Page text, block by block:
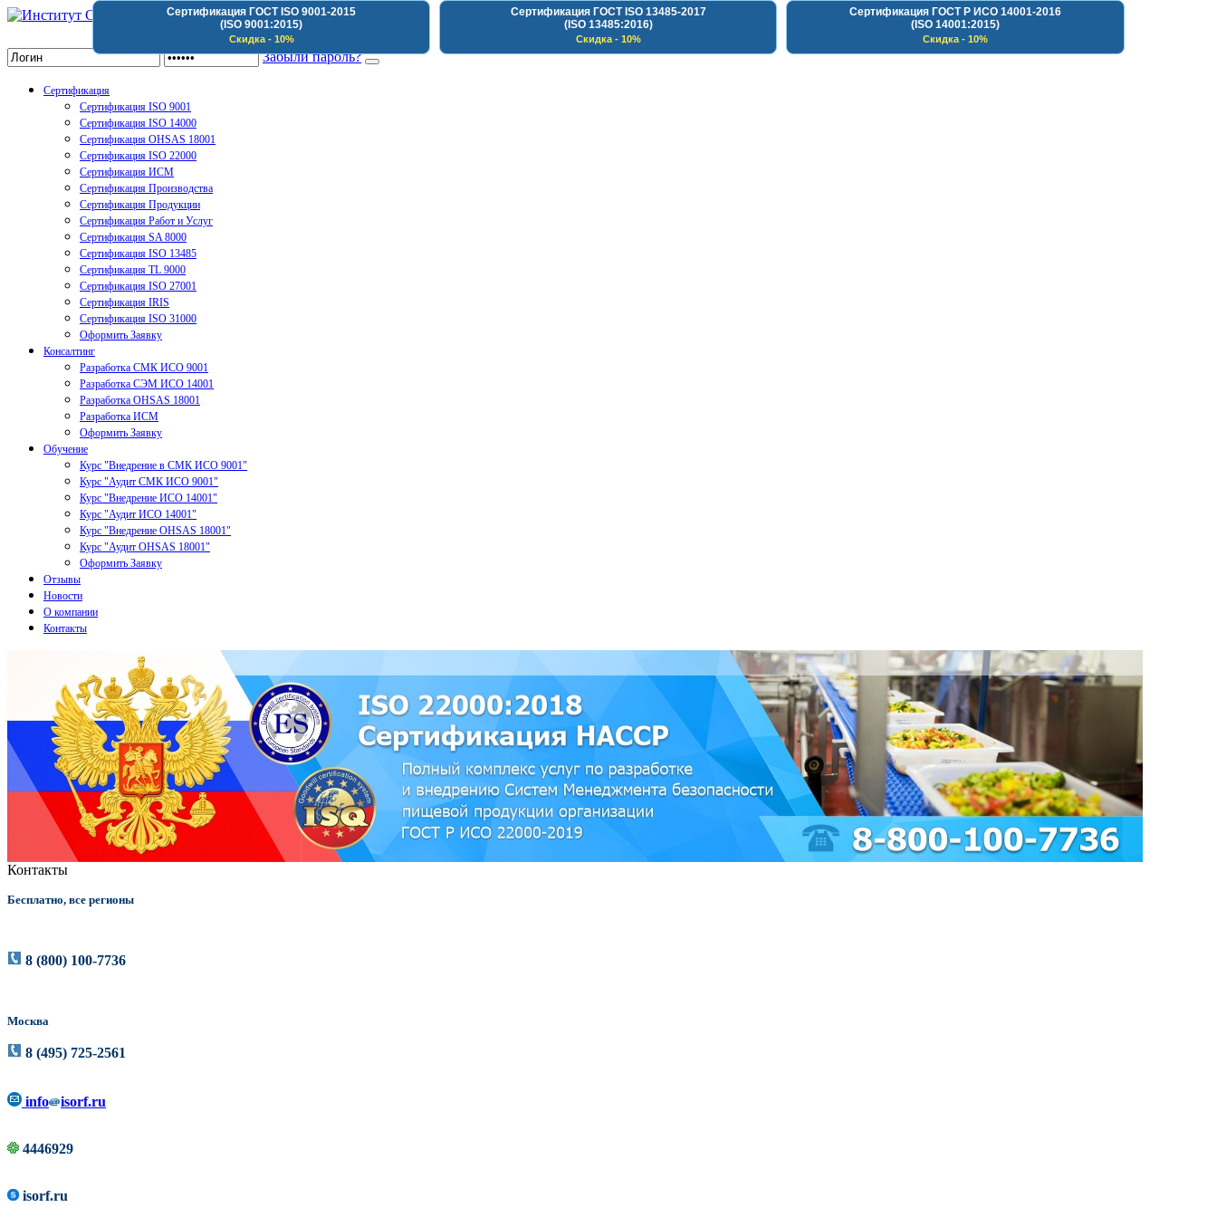
Сертификация ГОСТ ISO 9001-2015
(ISO 9001:2015)
Скидка - 10%
Сертификация ГОСТ ISO 13485-2017
(ISO 13485:2016)
Скидка - 10%
Сертификация ГОСТ Р ИСО 14001-2016
(ISO 14001:2015)
Скидка - 10%
Институт Сертификации Организаций
Забыли пароль?
Сертификация
Сертификация ISO 9001
Сертификация ISO 14000
Сертификация OHSAS 18001
Сертификация ISO 22000
Сертификация ИСМ
Сертификация Производства
Сертификация Продукции
Сертификация Работ и Услуг
Сертификация SA 8000
Сертификация ISO 13485
Сертификация TL 9000
Сертификация ISO 27001
Сертификация IRIS
Сертификация ISO 31000
Оформить Заявку
Консалтинг
Разработка СМК ИСО 9001
Разработка СЭМ ИСО 14001
Разработка OHSAS 18001
Разработка ИСМ
Оформить Заявку
Обучение
Курс "Внедрение в СМК ИСО 9001"
Курс "Аудит СМК ИСО 9001"
Курс "Внедрение ИСО 14001"
Курс "Аудит ИСО 14001"
Курс "Внедрение OHSAS 18001"
Курс "Аудит OHSAS 18001"
Оформить Заявку
Отзывы
Новости
О компании
Контакты
Контакты
Бесплатно, все регионы
8 (800) 100-7736
Москва
8 (495) 725-2561
info isorf.ru
4446929
isorf.ru